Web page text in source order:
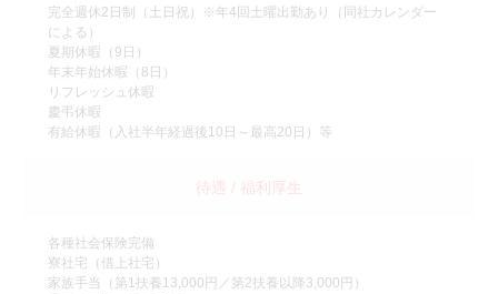
完全週休2日制（土日祝）※年4回土曜出勤あり（同社カレンダー
による）
夏期休暇（9日）
年末年始休暇（8日）
リフレッシュ休暇
慶弔休暇
有給休暇（入社半年経過後10日～最高20日）等
待遇 / 福利厚生
各種社会保険完備
寮社宅（借上社宅）
家族手当（第1扶養13,000円／第2扶養以降3,000円）